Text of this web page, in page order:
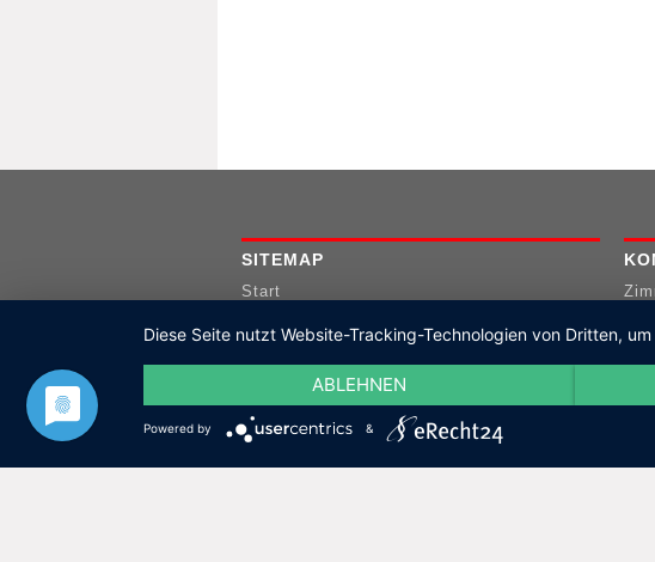
SITEMAP
Start
Projektauswahl
M:
Diese Seite nutzt Website-Tracking-Technologien von Dritten,
ABLEHNEN
Powered by &